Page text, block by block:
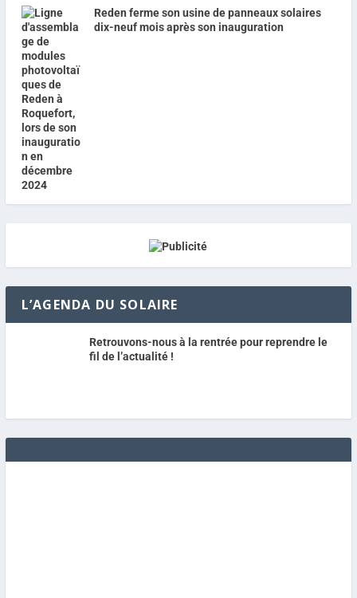
Reden ferme son usine de panneaux solaires
dix-neuf mois après son inauguration
L’AGENDA DU SOLAIRE
Retrouvons-nous à la rentrée pour reprendre le
fil de l’actualité !